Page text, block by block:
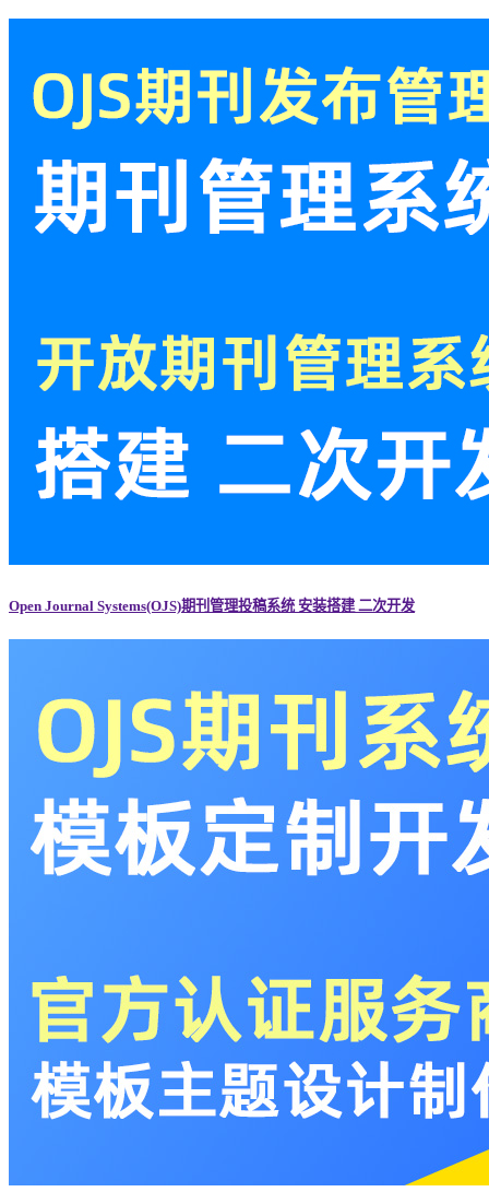
Open Journal Systems(OJS)期刊管理投稿系统 安装搭建 二次开发